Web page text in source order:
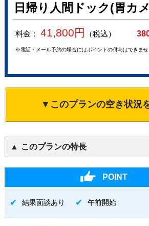
日帰り人間ドック(胃カ
料金： 41,800円 （税込）
※電話・メール予約の場合にはポイントの付与はできませ
▼このプランの空き状況
このプランの特長
POINT
結果面談あり 午前開始